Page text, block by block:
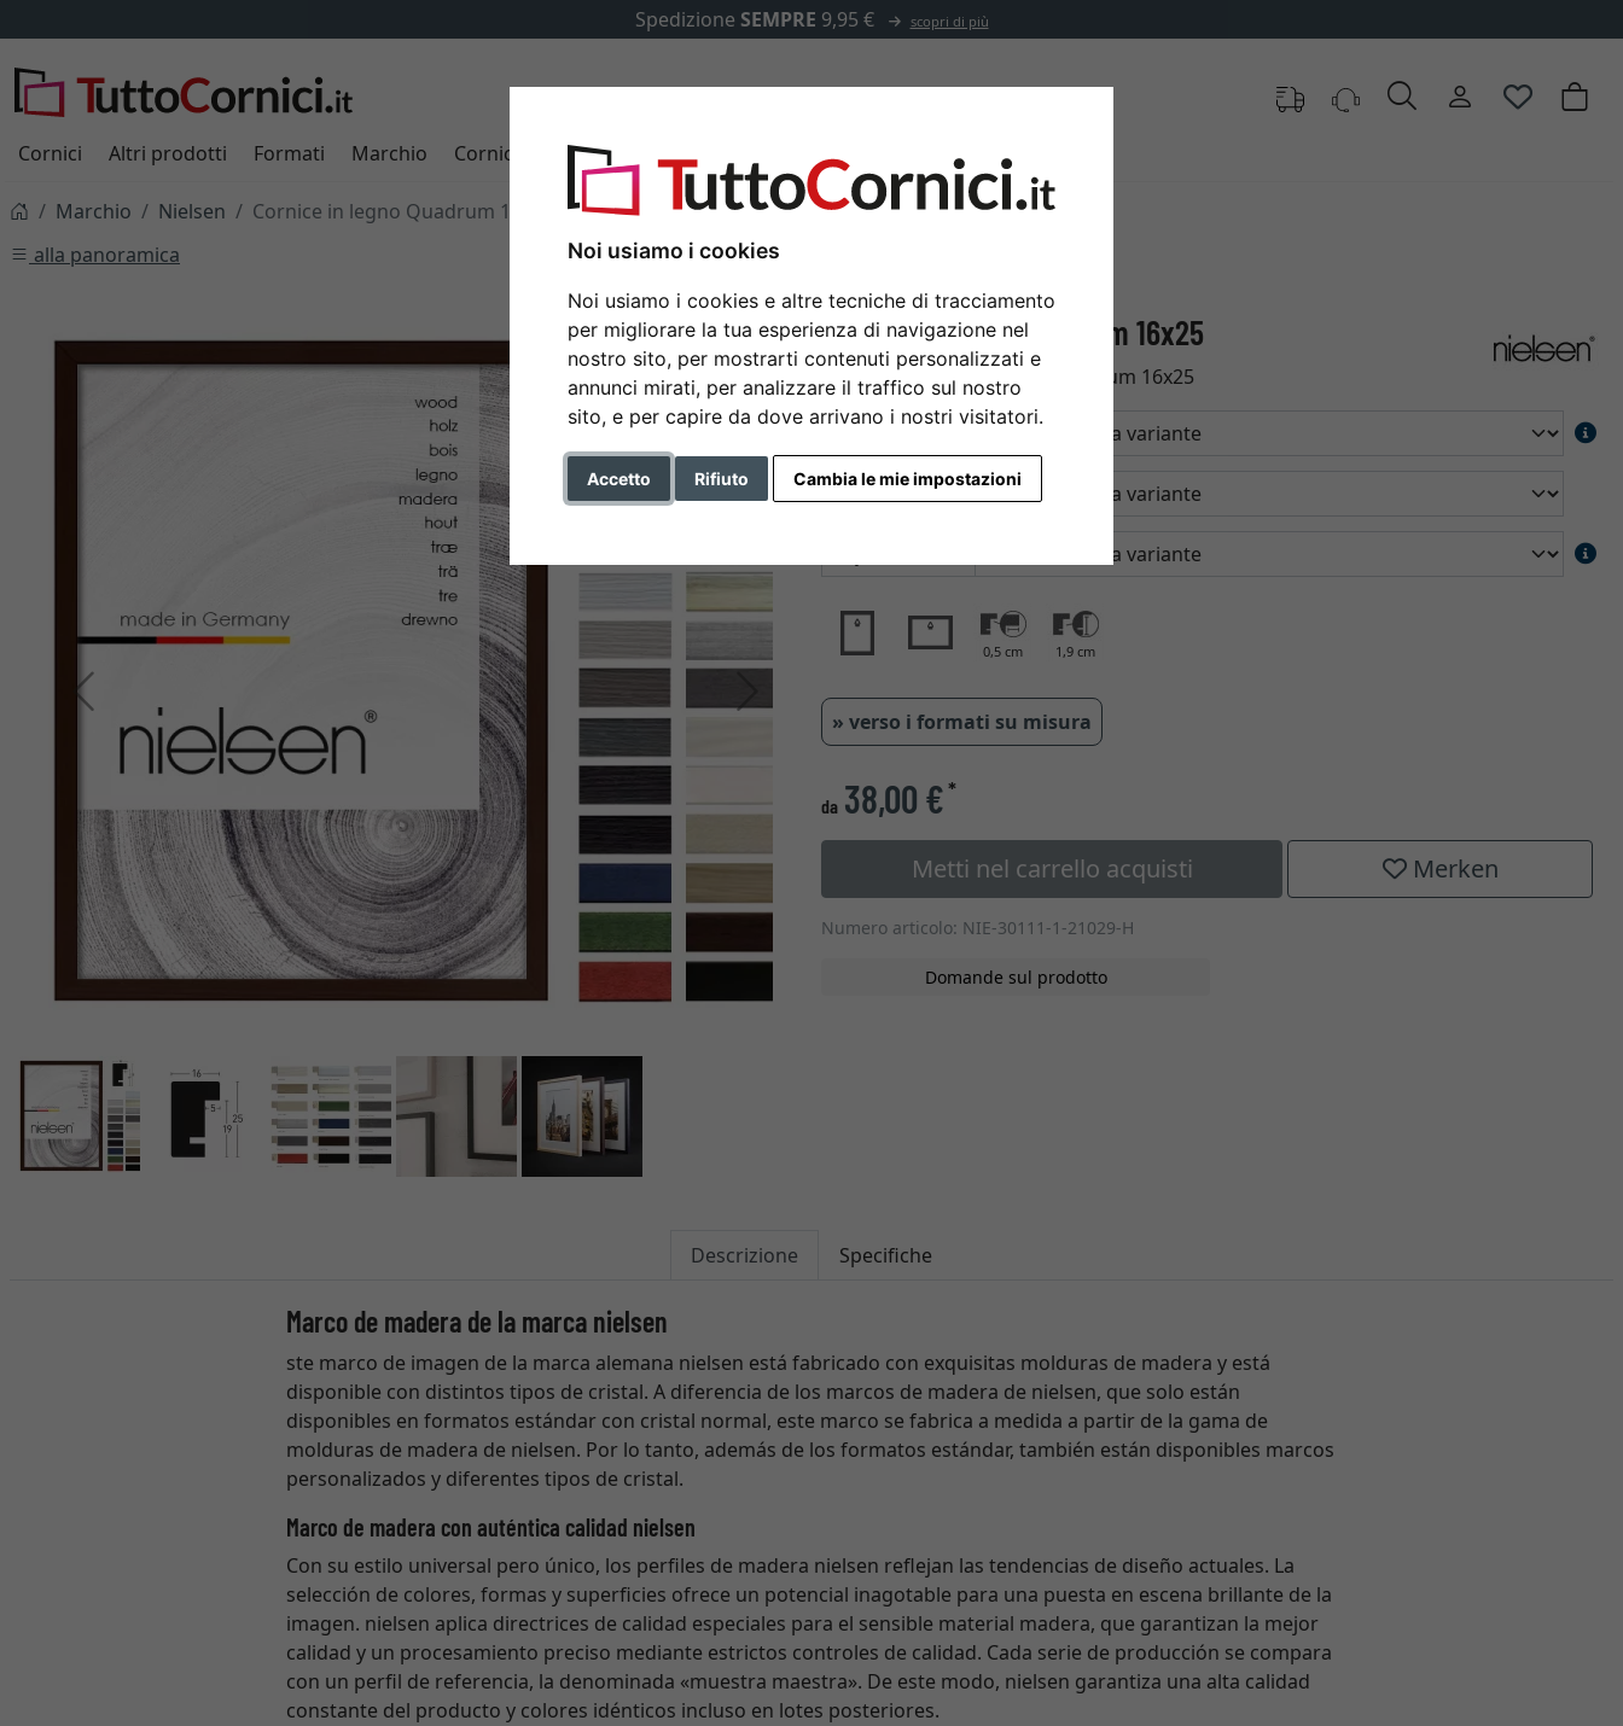
Noi usiamo i cookies
Noi usiamo i cookies e altre tecniche di tracciamento
per migliorare la tua esperienza di navigazione nel
nostro sito, per mostrarti contenuti personalizzati e
annunci mirati, per analizzare il traffico sul nostro
sito, e per capire da dove arrivano i nostri visitatori.
Accetto Rifiuto Cambia le mie impostazioni
Spedizione SEMPRE 9,95 € scopri di più
Cornici Altri prodotti Formati Marchio Cornici su misura Passepartout Accessori
Marchio Nielsen
Cornice in legno Quadrum 16x25
alla panoramica
Indietro
Cornice in legno Quadrum 16x25
Nielsen Cornice in legno Quadrum 16x25
Formato
Colore
0,5 cm 1,9 cm
» verso i formati su misura
da 38,00 €*
Metti nel carrello acquisti Merken
Numero articolo: NIE-30111-1-21029-H
Domande sul prodotto
Descrizione Specifiche
Marco de madera de la marca nielsen
ste marco de imagen de la marca alemana nielsen está fabricado con exquisitas molduras de madera y está
disponible con distintos tipos de cristal. A diferencia de los marcos de madera de nielsen, que solo están
disponibles en formatos estándar con cristal normal, este marco se fabrica a medida a partir de la gama de
molduras de madera de nielsen. Por lo tanto, además de los formatos estándar, también están disponibles marcos
personalizados y diferentes tipos de cristal.
Marco de madera con auténtica calidad nielsen
Con su estilo universal pero único, los perfiles de madera nielsen reflejan las tendencias de diseño actuales. La
selección de colores, formas y superficies ofrece un potencial inagotable para una puesta en escena brillante de la
imagen. nielsen aplica directrices de calidad especiales para el sensible material madera, que garantizan la mejor
calidad y un procesamiento preciso mediante estrictos controles de calidad. Cada serie de producción se compara
con un perfil de referencia, la denominada «muestra maestra». De este modo, nielsen garantiza una alta calidad
constante del producto y colores idénticos incluso en lotes posteriores.